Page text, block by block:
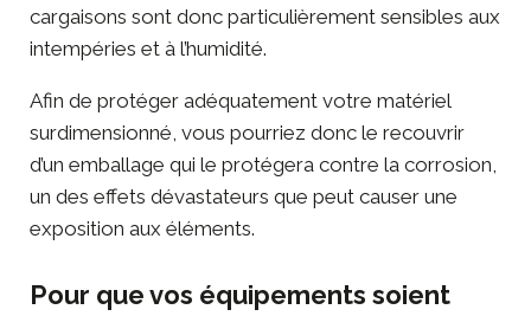
cargaisons sont donc particulièrement sensibles aux
intempéries et à l’humidité.
Afin de protéger adéquatement votre matériel
surdimensionné, vous pourriez donc le recouvrir
d’un emballage qui le protégera contre la corrosion,
un des effets dévastateurs que peut causer une
exposition aux éléments.
Pour que vos équipements soient